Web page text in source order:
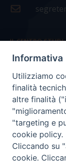
IL CENTRO STUDI
La nostra storia
Statuto
Presidenza e
Consiglio
Informativa
Utilizziamo
finalità
altre finalità
"targeting e
cookie policy.
Cliccando su
cookie.